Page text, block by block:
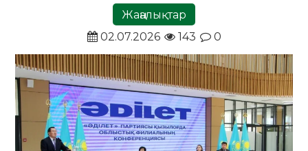
Жаңалықтар
02.07.2026
143 0